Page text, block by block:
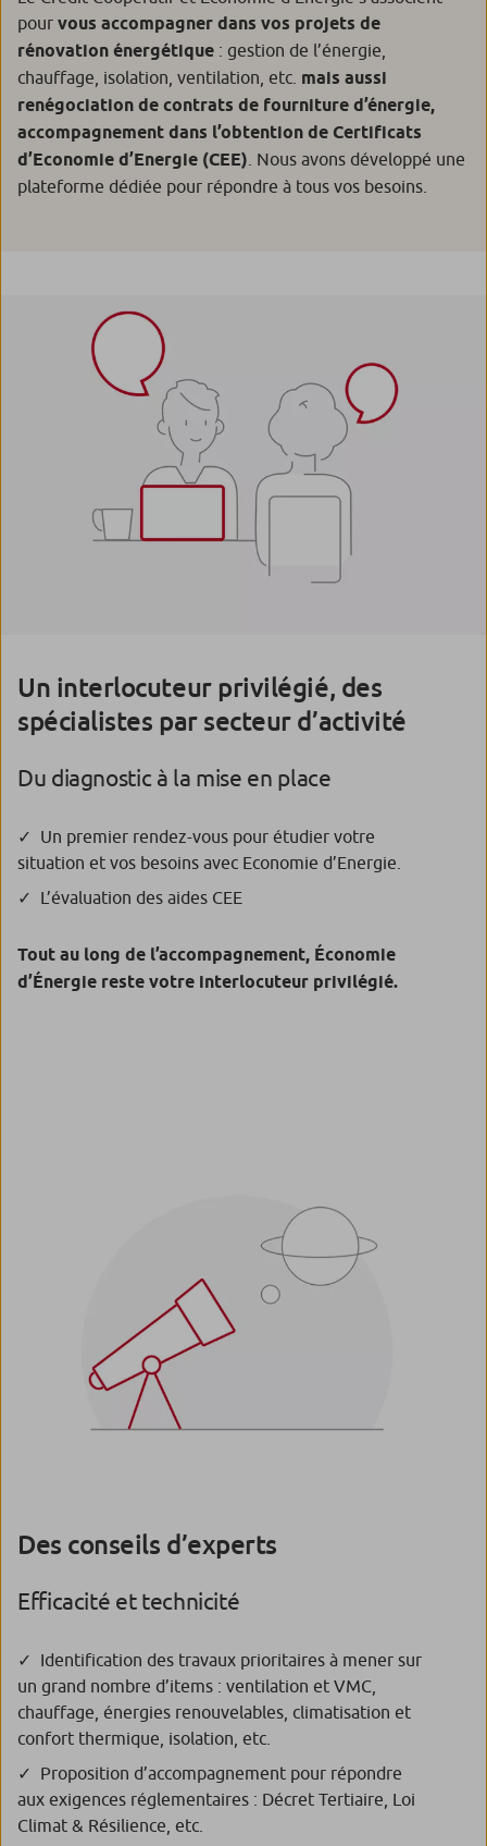
pour vous accompagner dans vos projets de
rénovation énergétique : gestion de l’énergie,
chauffage, isolation, ventilation, etc. mais aussi
renégociation de contrats de fourniture d’énergie,
accompagnement dans l’obtention de Certificats
d’Economie d’Energie (CEE) . Nous avons développé une
plateforme dédiée pour répondre à tous vos besoins.
Un interlocuteur privilégié, des
spécialistes par secteur d’activité
Du diagnostic à la mise en place
Un premier rendez-vous pour étudier votre
situation et vos besoins avec Economie d’Energie.
L’évaluation des aides CEE
Tout au long de l’accompagnement, Économie
d’Énergie reste votre interlocuteur privilégié.
Des conseils d’experts
Efficacité et technicité
Identification des travaux prioritaires à mener sur
un grand nombre d’items : ventilation et VMC,
chauffage, énergies renouvelables, climatisation et
confort thermique, isolation, etc.
Proposition d’accompagnement pour répondre
aux exigences réglementaires : Décret Tertiaire, Loi
Climat & Résilience, etc.